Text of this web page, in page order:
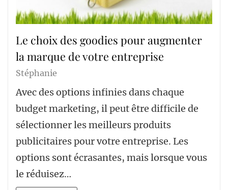
Le choix des goodies pour augmenter
la marque de votre entreprise
Stéphanie
Avec des options infinies dans chaque
budget marketing, il peut être difficile de
sélectionner les meilleurs produits
publicitaires pour votre entreprise. Les
options sont écrasantes, mais lorsque vous
le réduisez…